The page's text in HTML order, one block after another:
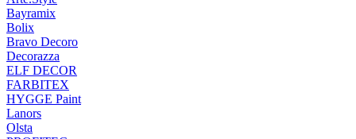
Bayramix
Bolix
Bravo Decoro
Decorazza
ELF DECOR
FARBITEX
HYGGE Paint
Lanors
Olsta